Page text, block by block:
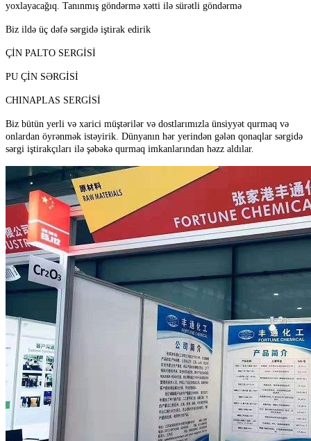
yoxlayacağıq. Tanınmış göndərmə xətti ilə sürətli göndərmə
Biz ildə üç dəfə sərgidə iştirak edirik
ÇİN PALTO SERGİSİ
PU ÇİN SƏRGİSİ
CHINAPLAS SERGİSİ
Biz bütün yerli və xarici müştərilər və dostlarımızla ünsiyyət qurmaq və
onlardan öyrənmək istəyirik. Dünyanın hər yerindən gələn qonaqlar sərgidə
sərgi iştirakçıları ilə şəbəkə qurmaq imkanlarından həzz aldılar.